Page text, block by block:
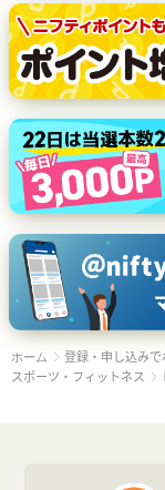
ホーム 登録・申し込み
スポーツ・フィットネス